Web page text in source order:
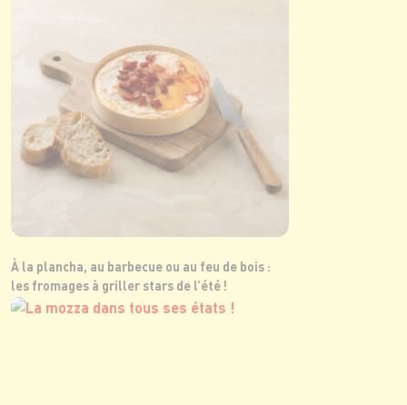
À la plancha, au barbecue ou au feu de bois :
les fromages à griller stars de l’été !